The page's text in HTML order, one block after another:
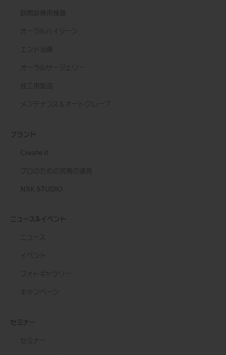
訪問診療用機器
オーラルハイジーン
エンド治療
オーラルサージェリー
技工用製品
メンテナンス＆オートクレーブ
ブランド
Create it
プロのための究極の道具
NSK STUDIO
ニュース&イベント
ニュース
イベント
フォトギャラリー
キャンペーン
セミナー
セミナー